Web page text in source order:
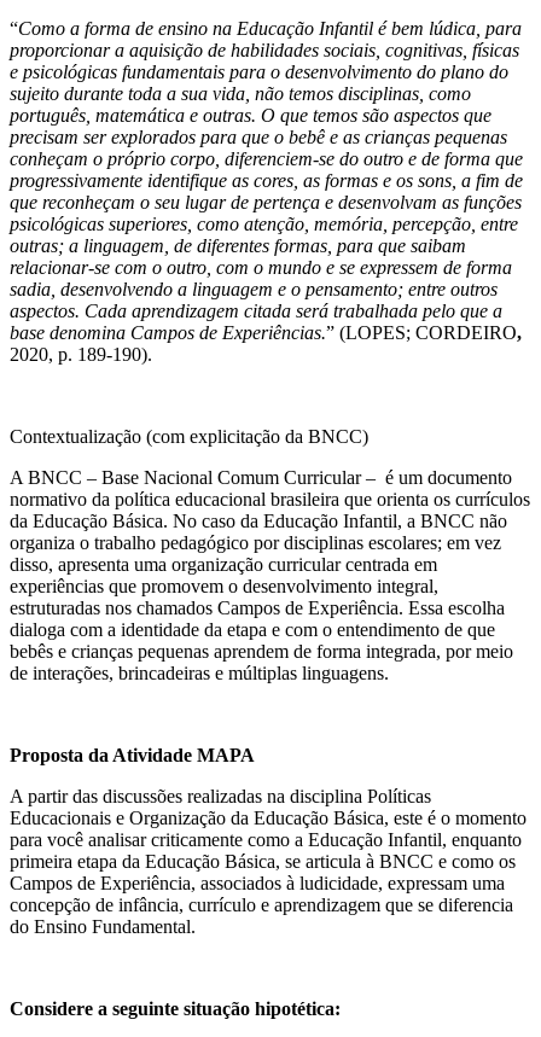
“Como a forma de ensino na Educação Infantil é bem lúdica, para
proporcionar a aquisição de habilidades sociais, cognitivas, físicas
e psicológicas fundamentais para o desenvolvimento do plano do
sujeito durante toda a sua vida, não temos disciplinas, como
português, matemática e outras. O que temos são aspectos que
precisam ser explorados para que o bebê e as crianças pequenas
conheçam o próprio corpo, diferenciem-se do outro e de forma que
progressivamente identifique as cores, as formas e os sons, a fim de
que reconheçam o seu lugar de pertença e desenvolvam as funções
psicológicas superiores, como atenção, memória, percepção, entre
outras; a linguagem, de diferentes formas, para que saibam
relacionar-se com o outro, com o mundo e se expressem de forma
sadia, desenvolvendo a linguagem e o pensamento; entre outros
aspectos. Cada aprendizagem citada será trabalhada pelo que a
base denomina Campos de Experiências.” (LOPES; CORDEIRO,
2020, p. 189-190).
Contextualização (com explicitação da BNCC)
A BNCC – Base Nacional Comum Curricular – é um documento
normativo da política educacional brasileira que orienta os currículos
da Educação Básica. No caso da Educação Infantil, a BNCC não
organiza o trabalho pedagógico por disciplinas escolares; em vez
disso, apresenta uma organização curricular centrada em
experiências que promovem o desenvolvimento integral,
estruturadas nos chamados Campos de Experiência. Essa escolha
dialoga com a identidade da etapa e com o entendimento de que
bebês e crianças pequenas aprendem de forma integrada, por meio
de interações, brincadeiras e múltiplas linguagens.
Proposta da Atividade MAPA
A partir das discussões realizadas na disciplina Políticas
Educacionais e Organização da Educação Básica, este é o momento
para você analisar criticamente como a Educação Infantil, enquanto
primeira etapa da Educação Básica, se articula à BNCC e como os
Campos de Experiência, associados à ludicidade, expressam uma
concepção de infância, currículo e aprendizagem que se diferencia
do Ensino Fundamental.
Considere a seguinte situação hipotética: